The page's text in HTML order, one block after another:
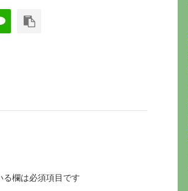
る欄は必須項目です